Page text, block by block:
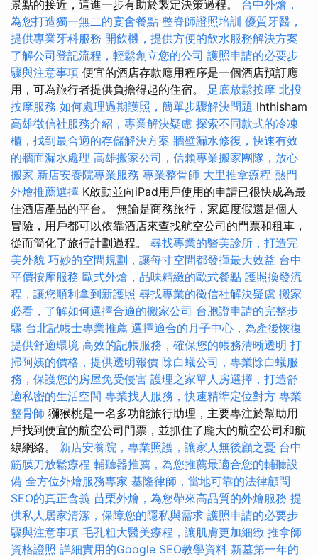
景點的接近，這進一步有助於製定決策過程。 台中外燴，
為您打造獨一無二的宴會餐點 整脊師證照培訓 優質牙醫，
提供專業牙科服務 開飲機，提供方便的飲水服務解決方案
了解公司登記流程，輕鬆創立您的公司 護照申請的必要步
驟與注意事項 便宜的酒店存款應用程序是一個酒店預訂應
用，可為旅行者提供負擔得起的住宿。 足底放鬆按摩 北投
按摩服務 如何處理過期護照，簡單步驟解決問題 Ihthisham
高雄徵信社服務介紹，專業解決疑慮 探索不同款式的冷凍
櫃，找到最合適的存儲解決方案 牆壁漏水修復，快速有效
的牆面漏水處理 高雄搬家公司，信賴專業搬家團隊，放心
搬家 新店安養院專業服務 專業整骨師 大里推拿療程 熱門
外燴推薦選擇 K啟動並向iPad用戶使用的申請已很快成為最
佳酒店產品的平台。 無論是商務旅行，家庭度假還是個人
冒險，用戶都可以依靠酒店來查找航空公司的門票和租車，
從而簡化了旅行計劃過程。 尋找專業的醫美診所，打造完
美外貌 巧妙的空間規劃，讓每寸空間都發揮最大效益 台中
平價按摩服務 歐式外燴，品味精緻的歐式餐點 護照換發流
程，讓您順利拿到新護照 尋找專業的徵信社解決疑慮 搬家
必看，了解如何選擇合適的搬家公司 台胞證申請的完整步
驟 台北記帳士專業推薦 選擇適合的月子中心，為產後恢復
提供舒適環境 高效的記帳服務，確保您的帳務清晰透明 打
掃阿姨的價格，提供透明報價 除白蟻公司，專業除白蟻服
務，保護您的房屋免受侵害 護理之家單人房選擇，打造舒
適私密的生活空間 專業找人服務，快速精準定位對方 專業
整骨師 獼猴桃是一名多功能旅行助理，主要專注於幫助用
戶找到便宜的航空公司門票，並抓住了龐大的航空公司和航
線網絡。 新店安養院，專業照護，讓家人無後顧之憂 台中
筋膜刀放鬆療程 輔聽器推薦，為您推薦最適合您的輔聽設
備 全方位外燴服務專家 基隆律師，當地可靠的法律顧問
SEO的真正含義 苗栗外燴，為您帶來高品質的外燴服務 提
供私人居家清潔，保障您的隱私與需求 護照申請的必要步
驟與注意事項 毛孔粗大醫美療程，讓肌膚更加細緻 推拿師
資格證照 詳細實用的Google SEO教學資料 新墓第一年的